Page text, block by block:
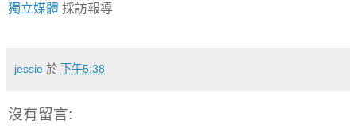
獨立媒體 採訪報導
jessie 於 下午5:38
沒有留言: